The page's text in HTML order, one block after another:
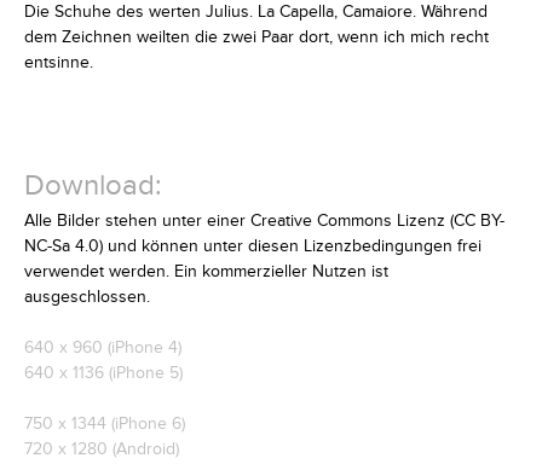
Die Schuhe des werten Julius. La Capella, Camaiore. Während
dem Zeichnen weilten die zwei Paar dort, wenn ich mich recht
entsinne.
Download:
Alle Bilder stehen unter einer Creative Commons Lizenz (CC BY-
NC-Sa 4.0) und können unter diesen Lizenzbedingungen frei
verwendet werden. Ein kommerzieller Nutzen ist
ausgeschlossen.
640 x 960 (iPhone 4)
640 x 1136 (iPhone 5)
750 x 1344 (iPhone 6)
720 x 1280 (Android)